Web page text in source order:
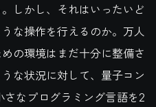
しかし、それはいったいど
な操作を行えるのか。万人
の環境はまだ十分に整備さ
な状況に対して、量子コン
なプログラミング言語を2